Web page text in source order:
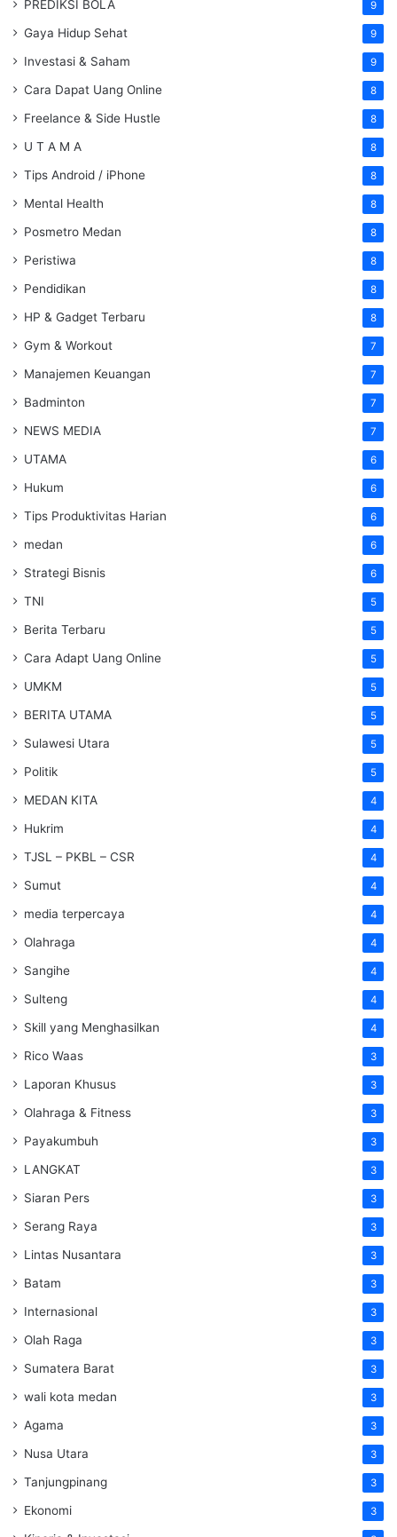
PREDIKSI BOLA 9
Gaya Hidup Sehat 9
Investasi & Saham 9
Cara Dapat Uang Online 8
Freelance & Side Hustle 8
U T A M A 8
Tips Android / iPhone 8
Mental Health 8
Posmetro Medan 8
Peristiwa 8
Pendidikan 8
HP & Gadget Terbaru 8
Gym & Workout 7
Manajemen Keuangan 7
Badminton 7
NEWS MEDIA 7
UTAMA 6
Hukum 6
Tips Produktivitas Harian 6
medan 6
Strategi Bisnis 6
TNI 5
Berita Terbaru 5
Cara Adapt Uang Online 5
UMKM 5
BERITA UTAMA 5
Sulawesi Utara 5
Politik 5
MEDAN KITA 4
Hukrim 4
TJSL – PKBL – CSR 4
Sumut 4
media terpercaya 4
Olahraga 4
Sangihe 4
Sulteng 4
Skill yang Menghasilkan 4
Rico Waas 3
Laporan Khusus 3
Olahraga & Fitness 3
Payakumbuh 3
LANGKAT 3
Siaran Pers 3
Serang Raya 3
Lintas Nusantara 3
Batam 3
Internasional 3
Olah Raga 3
Sumatera Barat 3
wali kota medan 3
Agama 3
Nusa Utara 3
Tanjungpinang 3
Ekonomi 3